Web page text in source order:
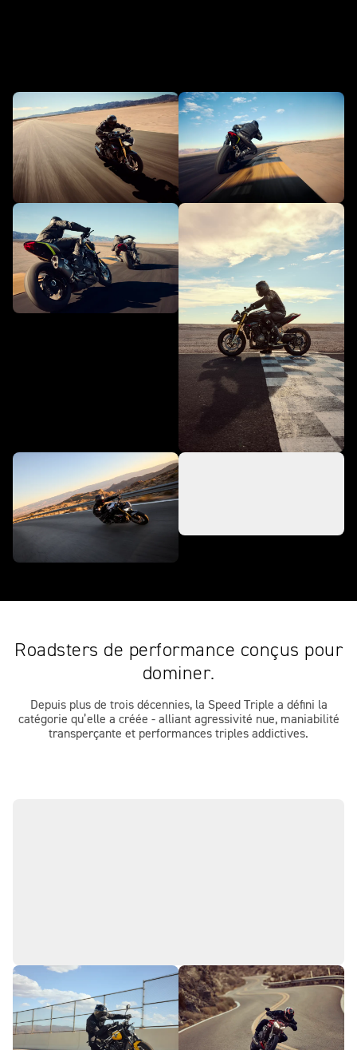
Roadsters de performance conçus pour
dominer.
Depuis plus de trois décennies, la Speed Triple a défini la
catégorie qu’elle a créée - alliant agressivité nue, maniabilité
transperçante et performances triples addictives.